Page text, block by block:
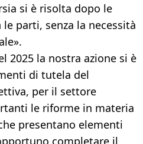
si è risolta dopo le
parti, senza la necessità
2025 la nostra azione si è
di tutela del
per il settore
le riforme in materia
presentano elementi
completare il